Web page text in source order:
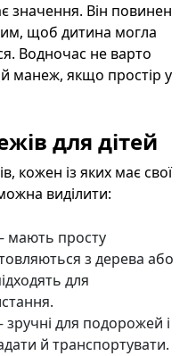
значення. Він повинен
щоб дитина могла
Водночас не варто
манеж, якщо простір у
для дітей
кожен із яких має свої
виділити:
мають просту
з дерева або
для
для подорожей і
й транспортувати.